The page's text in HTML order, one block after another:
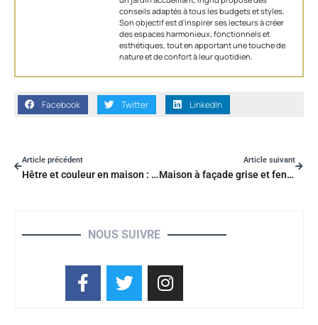
conseils adaptés à tous les budgets et styles.
Son objectif est d'inspirer ses lecteurs à créer
des espaces harmonieux, fonctionnels et
esthétiques, tout en apportant une touche de
nature et de confort à leur quotidien.
Facebook Twitter LinkedIn
Article précédent
Hêtre et couleur en maison : l’alliance zen qui sublime votre déco
Article suivant
Maison à façade grise et fenêtres blanches : l’alliance qui émerveille
NOUS SUIVRE